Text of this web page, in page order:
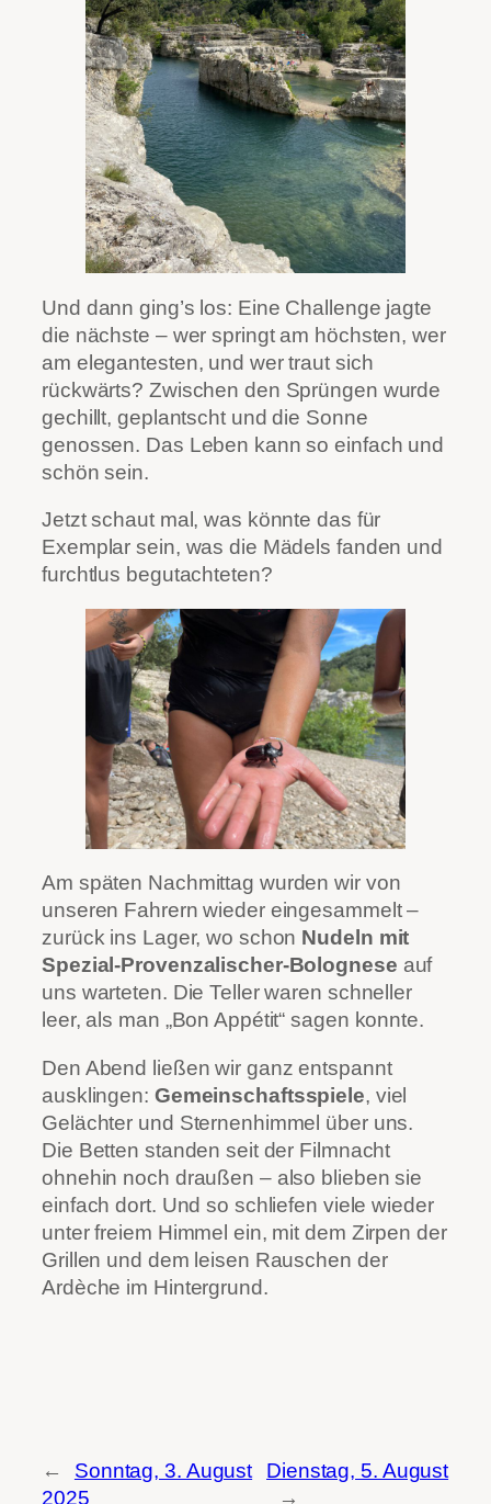
Und dann ging’s los: Eine Challenge jagte
die nächste – wer springt am höchsten, wer
am elegantesten, und wer traut sich
rückwärts? Zwischen den Sprüngen wurde
gechillt, geplantscht und die Sonne
genossen. Das Leben kann so einfach und
schön sein.
Jetzt schaut mal, was könnte das für
Exemplar sein, was die Mädels fanden und
furchtlus begutachteten?
Am späten Nachmittag wurden wir von
unseren Fahrern wieder eingesammelt –
zurück ins Lager, wo schon Nudeln mit
Spezial-Provenzalischer-Bolognese auf
uns warteten. Die Teller waren schneller
leer, als man „Bon Appétit“ sagen konnte.
Den Abend ließen wir ganz entspannt
ausklingen: Gemeinschaftsspiele, viel
Gelächter und Sternenhimmel über uns.
Die Betten standen seit der Filmnacht
ohnehin noch draußen – also blieben sie
einfach dort. Und so schliefen viele wieder
unter freiem Himmel ein, mit dem Zirpen der
Grillen und dem leisen Rauschen der
Ardèche im Hintergrund.
←
Sonntag, 3. August
2025
Dienstag, 5. August
→